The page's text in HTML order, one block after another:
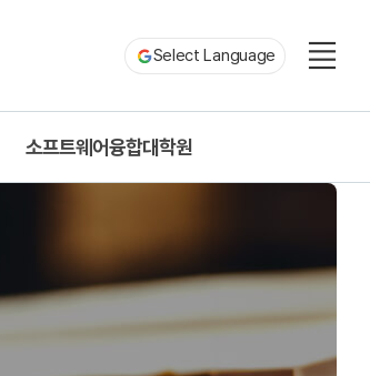
Select Language
소프트웨어융합대학원